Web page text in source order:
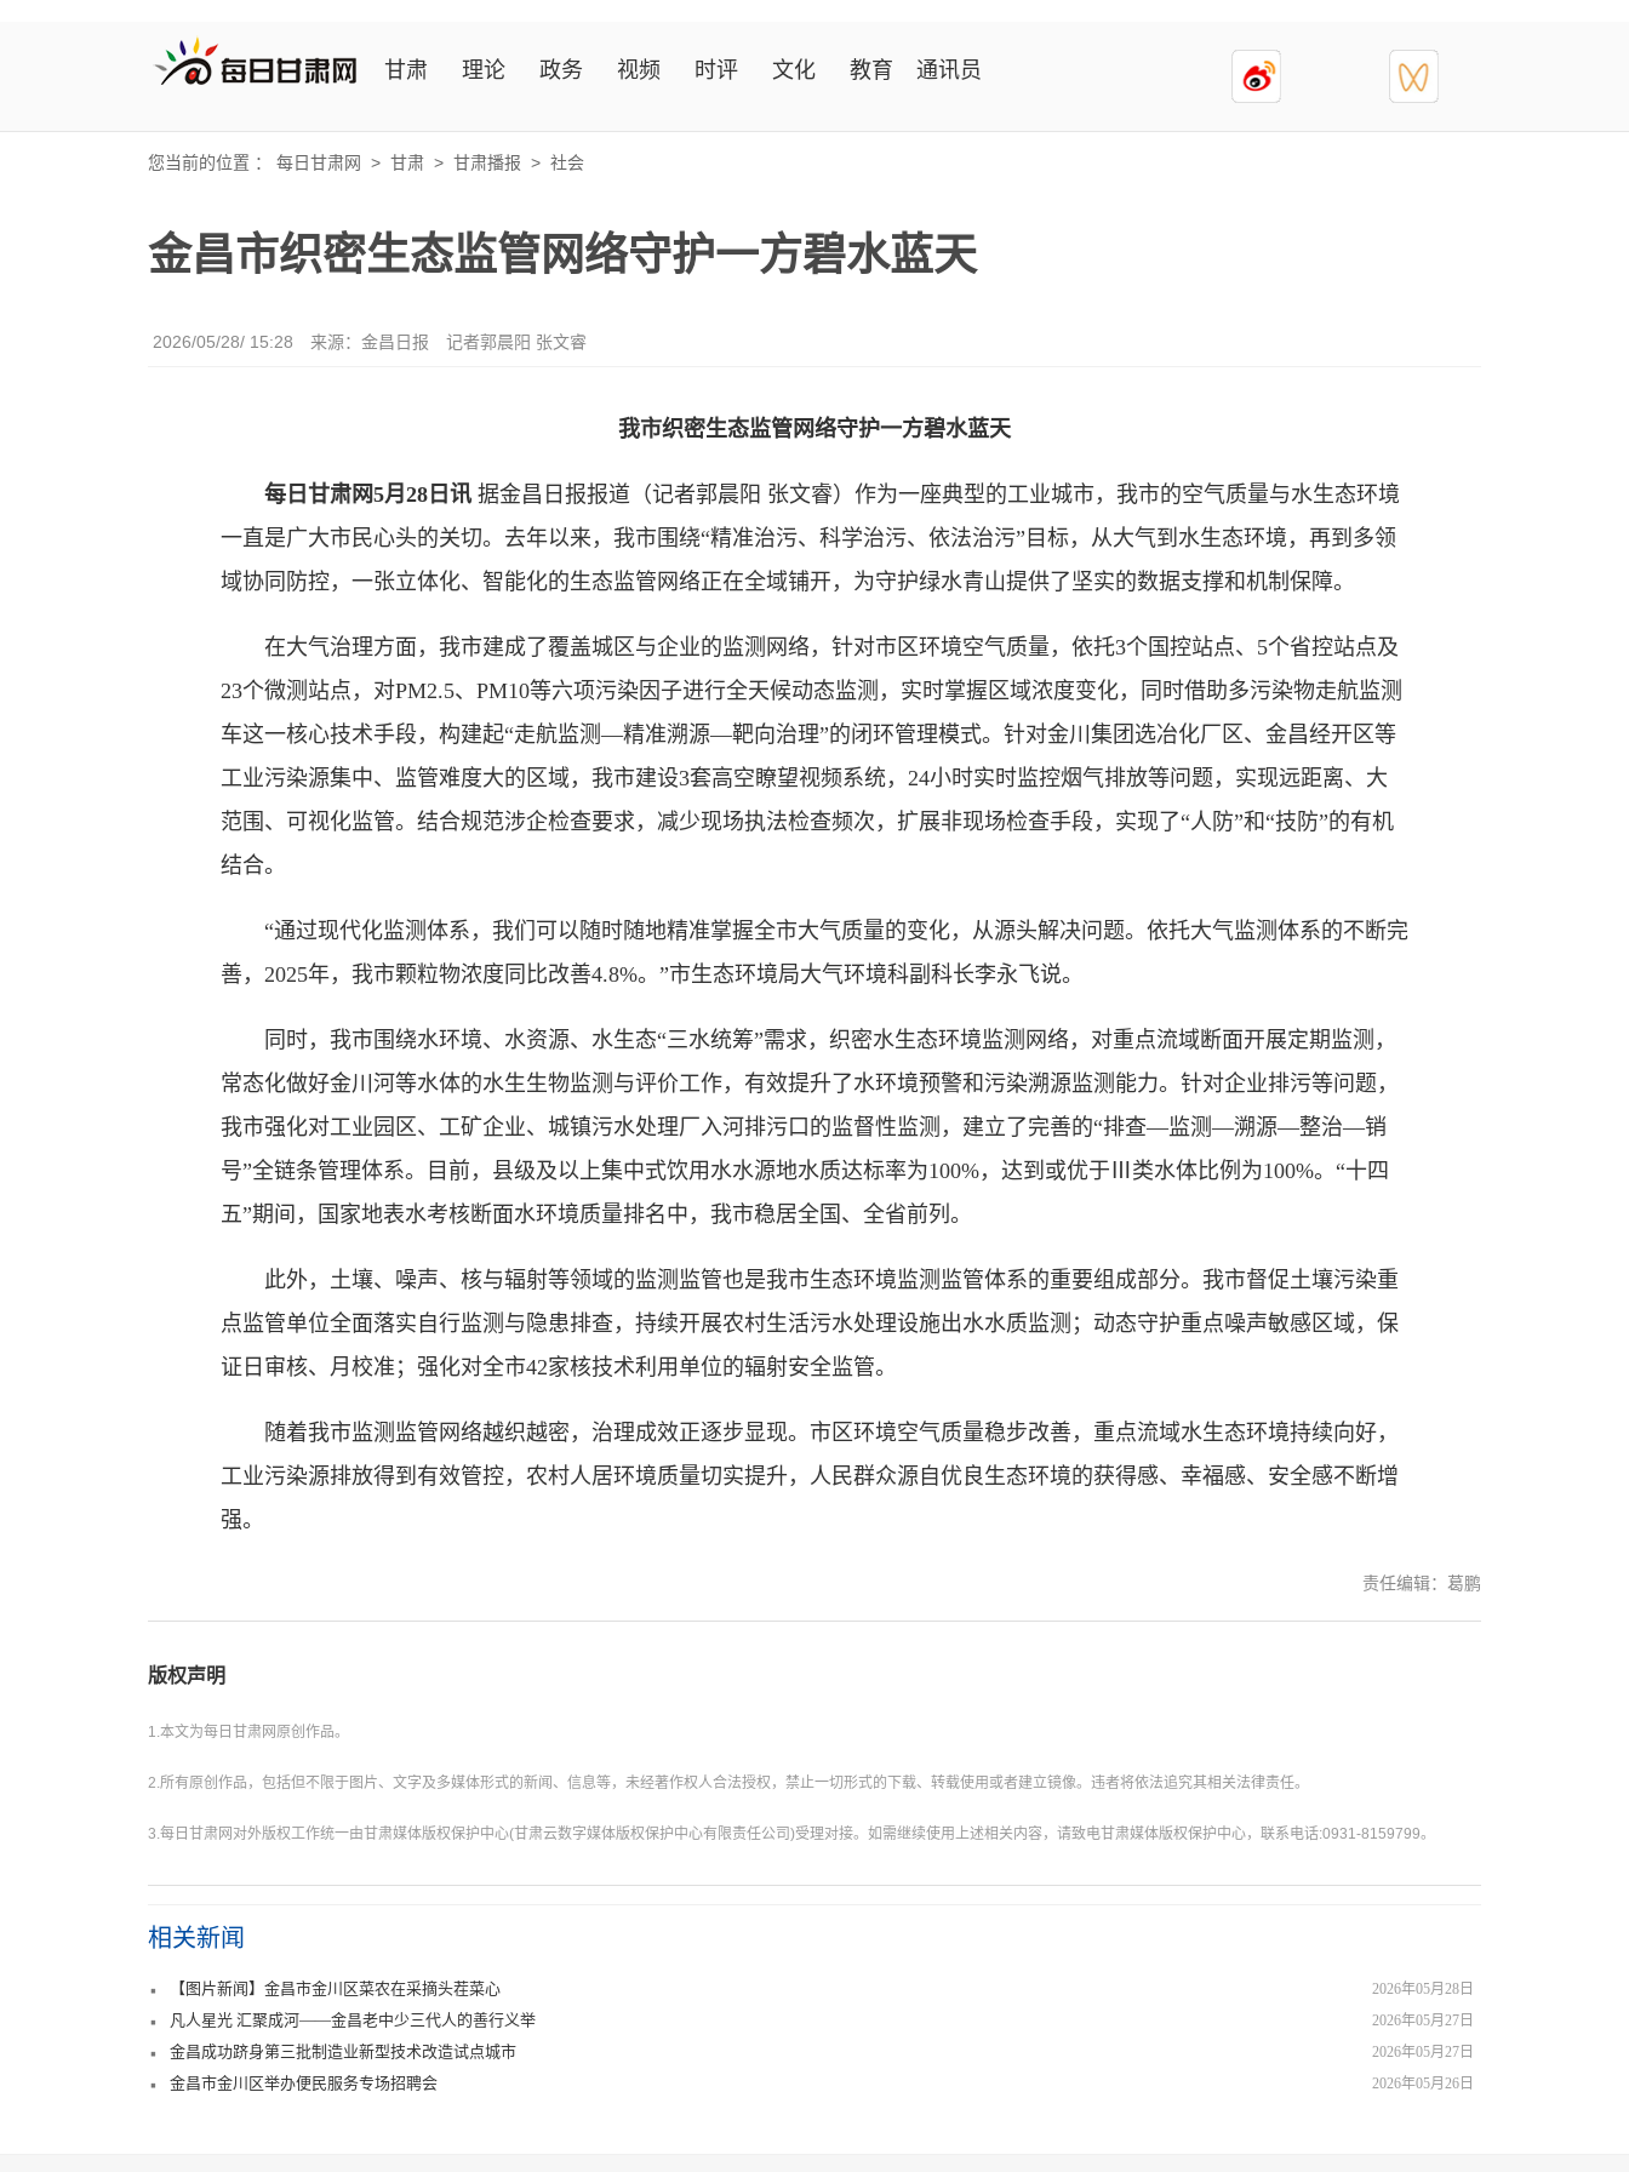
甘肃 理论 政务 视频 时评 文化 教育 通讯员
您当前的位置 ： 每日甘肃网 > 甘肃 > 甘肃播报 > 社会
金昌市织密生态监管网络守护一方碧水蓝天
2026/05/28/ 15:28 来源：金昌日报 记者郭晨阳 张文睿
我市织密生态监管网络守护一方碧水蓝天
每日甘肃网5月28日讯 据金昌日报报道（记者郭晨阳 张文睿）作为一座典型的工业城市，我市的空气质量与水生态环境
一直是广大市民心头的关切。去年以来，我市围绕“精准治污、科学治污、依法治污”目标，从大气到水生态环境，再到多领
域协同防控，一张立体化、智能化的生态监管网络正在全域铺开，为守护绿水青山提供了坚实的数据支撑和机制保障。
在大气治理方面，我市建成了覆盖城区与企业的监测网络，针对市区环境空气质量，依托3个国控站点、5个省控站点及
23个微测站点，对PM2.5、PM10等六项污染因子进行全天候动态监测，实时掌握区域浓度变化，同时借助多污染物走航监测
车这一核心技术手段，构建起“走航监测—精准溯源—靶向治理”的闭环管理模式。针对金川集团选冶化厂区、金昌经开区等
工业污染源集中、监管难度大的区域，我市建设3套高空瞭望视频系统，24小时实时监控烟气排放等问题，实现远距离、大
范围、可视化监管。结合规范涉企检查要求，减少现场执法检查频次，扩展非现场检查手段，实现了“人防”和“技防”的有机
结合。
“通过现代化监测体系，我们可以随时随地精准掌握全市大气质量的变化，从源头解决问题。依托大气监测体系的不断完
善，2025年，我市颗粒物浓度同比改善4.8%。”市生态环境局大气环境科副科长李永飞说。
同时，我市围绕水环境、水资源、水生态“三水统筹”需求，织密水生态环境监测网络，对重点流域断面开展定期监测，
常态化做好金川河等水体的水生生物监测与评价工作，有效提升了水环境预警和污染溯源监测能力。针对企业排污等问题，
我市强化对工业园区、工矿企业、城镇污水处理厂入河排污口的监督性监测，建立了完善的“排查—监测—溯源—整治—销
号”全链条管理体系。目前，县级及以上集中式饮用水水源地水质达标率为100%，达到或优于Ⅲ类水体比例为100%。“十四
五”期间，国家地表水考核断面水环境质量排名中，我市稳居全国、全省前列。
此外，土壤、噪声、核与辐射等领域的监测监管也是我市生态环境监测监管体系的重要组成部分。我市督促土壤污染重
点监管单位全面落实自行监测与隐患排查，持续开展农村生活污水处理设施出水水质监测；动态守护重点噪声敏感区域，保
证日审核、月校准；强化对全市42家核技术利用单位的辐射安全监管。
随着我市监测监管网络越织越密，治理成效正逐步显现。市区环境空气质量稳步改善，重点流域水生态环境持续向好，
工业污染源排放得到有效管控，农村人居环境质量切实提升，人民群众源自优良生态环境的获得感、幸福感、安全感不断增
强。
责任编辑：葛鹏
版权声明
1.本文为每日甘肃网原创作品。
2.所有原创作品，包括但不限于图片、文字及多媒体形式的新闻、信息等，未经著作权人合法授权，禁止一切形式的下载、转载使用或者建立镜像。违者将依法追究其相关法律责任。
3.每日甘肃网对外版权工作统一由甘肃媒体版权保护中心(甘肃云数字媒体版权保护中心有限责任公司)受理对接。如需继续使用上述相关内容，请致电甘肃媒体版权保护中心，联系电话:0931-8159799。
相关新闻
2026年05月28日
【图片新闻】金昌市金川区菜农在采摘头茬菜心
2026年05月27日
凡人星光 汇聚成河——金昌老中少三代人的善行义举
2026年05月27日
金昌成功跻身第三批制造业新型技术改造试点城市
2026年05月26日
金昌市金川区举办便民服务专场招聘会